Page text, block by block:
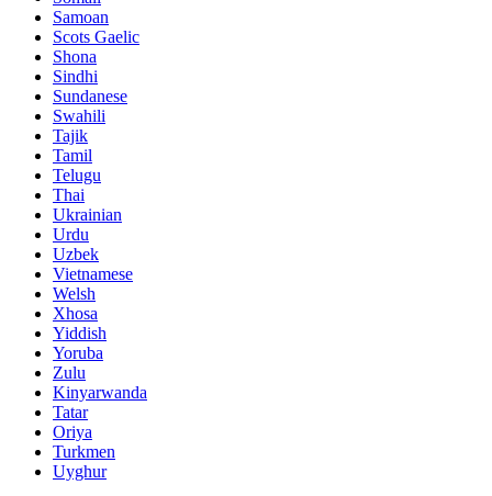
Samoan
Scots Gaelic
Shona
Sindhi
Sundanese
Swahili
Tajik
Tamil
Telugu
Thai
Ukrainian
Urdu
Uzbek
Vietnamese
Welsh
Xhosa
Yiddish
Yoruba
Zulu
Kinyarwanda
Tatar
Oriya
Turkmen
Uyghur